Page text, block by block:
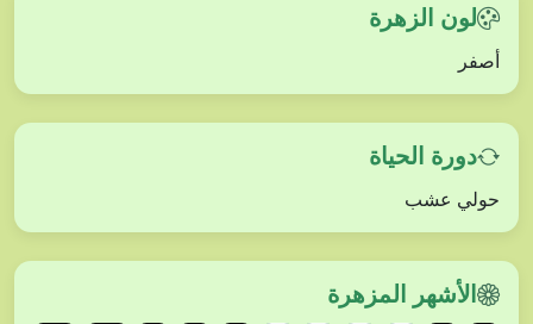
لون الزهرة
أصفر
دورة الحياة
حولي عشب
الأشهر المزهرة